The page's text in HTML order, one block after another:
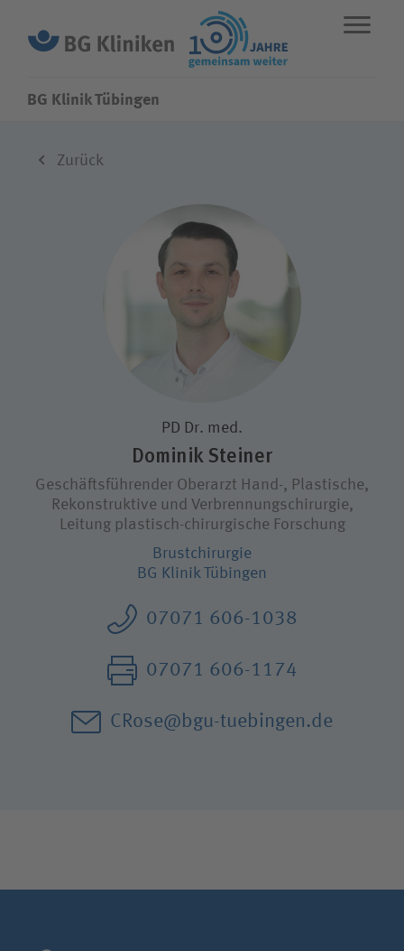
Wie können wir Ihnen helfen?
Suchwert
Patientin / Patient
BG Klinik Tübingen
Zurück
PD Dr. med.
Dominik Steiner
Geschäftsführender Oberarzt Hand-, Plastische,
Rekonstruktive und Verbrennungs­chirurgie,
Leitung plastisch-chirurgische Forschung
Brust­chirurgie
BG Klinik Tübingen
07071 606-1038
07071 606-1174
CRose@bgu-tuebingen.de